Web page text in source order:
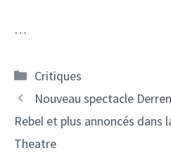
…
Catégories
Critiques
Nouveau spectacle
Rebel et plus annoncés dans
Theatre